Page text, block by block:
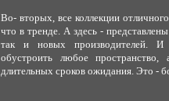
Во- вторых, все коллекции
что в тренде. А здесь -
так и новых производителей. И
обустроить любое
длительных сроков ожидания. Это -